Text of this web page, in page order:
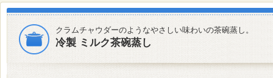
クラムチャウダーのようなやさしい味わいの茶碗蒸し。
冷製 ミルク茶碗蒸し